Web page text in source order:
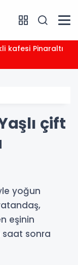
çift
yoğun
eşinin
saat sonra